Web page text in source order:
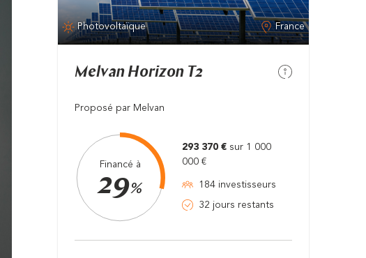
Photovoltaïque France
Melvan Horizon T2
Proposé par Melvan
Financé à
29%
293 370 € sur 1 000
000 €
184 investisseurs
32 jours restants